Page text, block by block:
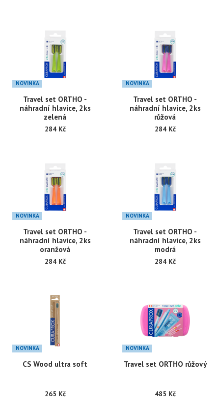
NOVINKA
Travel set ORTHO -
náhradní hlavice, 2ks
zelená
284 Kč
NOVINKA
Travel set ORTHO -
náhradní hlavice, 2ks
růžová
284 Kč
NOVINKA
Travel set ORTHO -
náhradní hlavice, 2ks
oranžová
284 Kč
NOVINKA
Travel set ORTHO -
náhradní hlavice, 2ks
modrá
284 Kč
NOVINKA
CS Wood ultra soft
265 Kč
NOVINKA
Travel set ORTHO růžový
485 Kč